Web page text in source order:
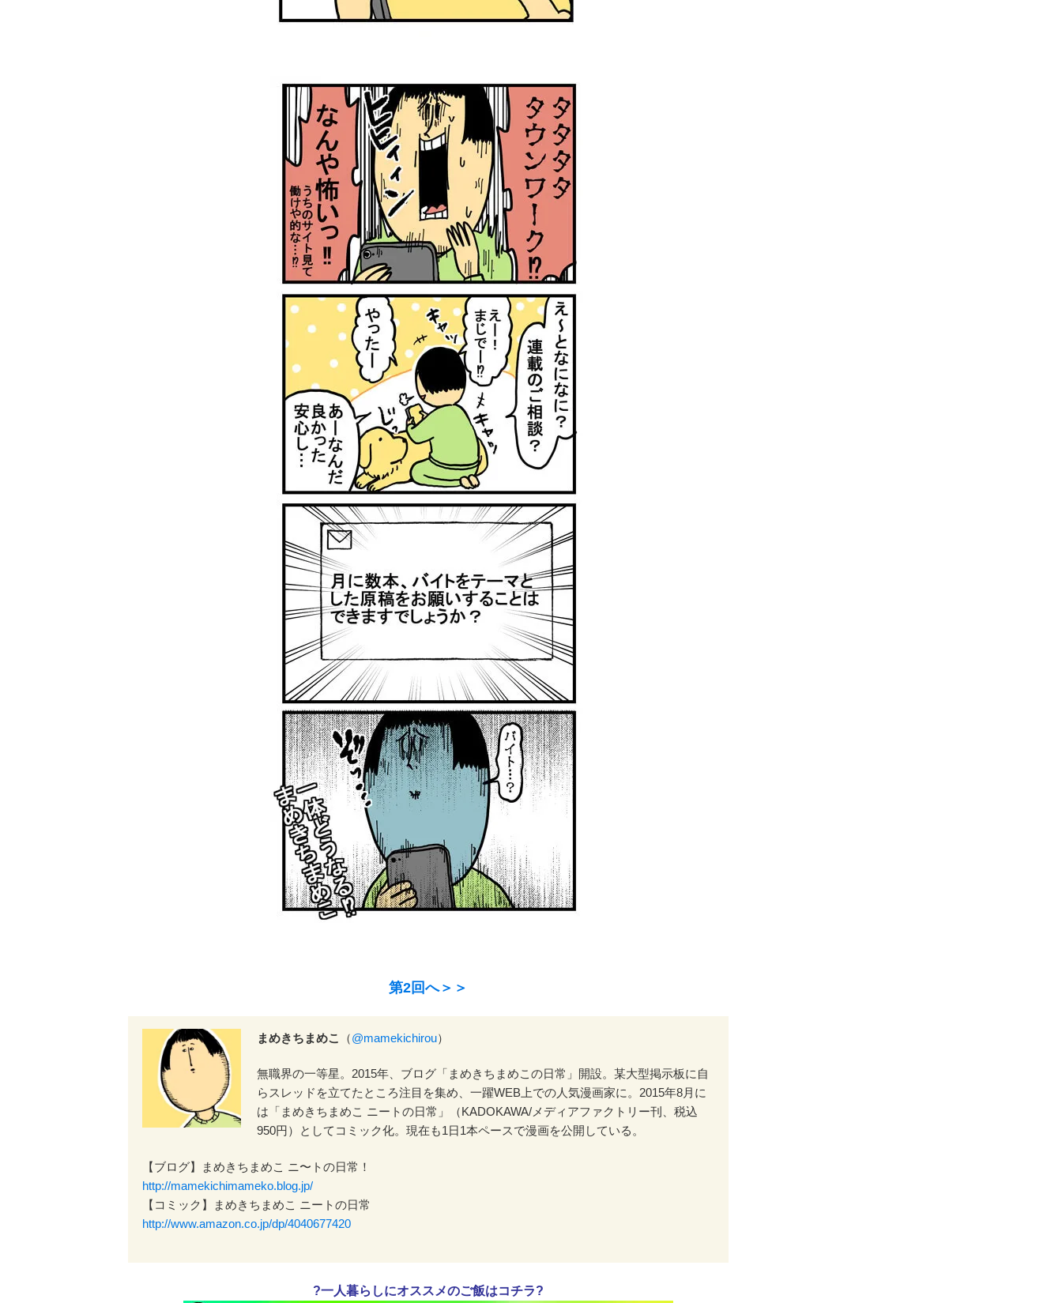
第2回へ＞＞
まめきちまめこ （@mamekichirou）
無職界の一等星。2015年、ブログ「まめきちまめこの日常」開設。某大型掲示板に自
らスレッドを立てたところ注目を集め、一躍WEB上での人気漫画家に。2015年8月に
は「まめきちまめこ ニートの日常」（KADOKAWA/メディアファクトリー刊、税込
950円）としてコミック化。現在も1日1本ペースで漫画を公開している。
【ブログ】まめきちまめこ ニ〜トの日常！
http://mamekichimameko.blog.jp/
【コミック】まめきちまめこ ニートの日常
http://www.amazon.co.jp/dp/4040677420
?一人暮らしにオススメのご飯はコチラ?